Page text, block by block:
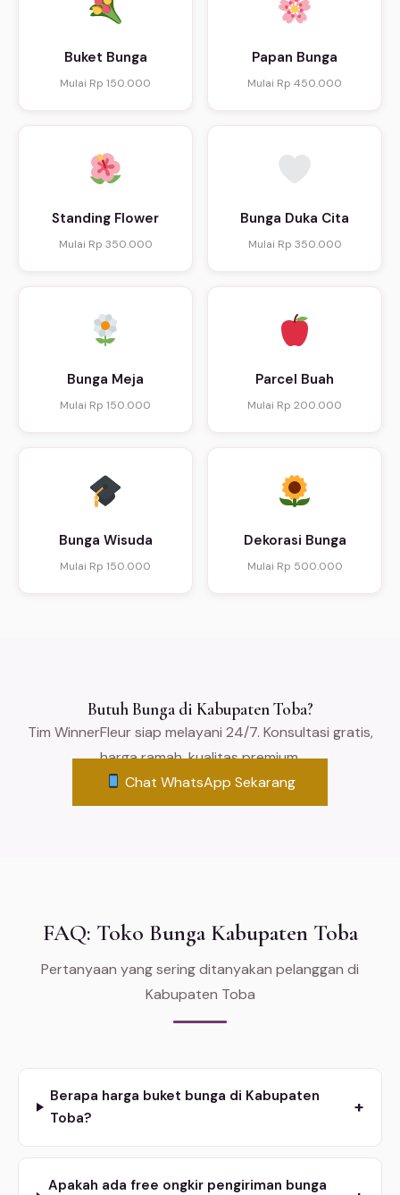
Buket Bunga
Mulai Rp 150.000
Papan Bunga
Mulai Rp 450.000
Standing Flower
Mulai Rp 350.000
Bunga Duka Cita
Mulai Rp 350.000
Bunga Meja
Mulai Rp 150.000
Parcel Buah
Mulai Rp 200.000
Bunga Wisuda
Mulai Rp 150.000
Dekorasi Bunga
Mulai Rp 500.000
Butuh Bunga di Kabupaten Toba?
Tim WinnerFleur siap melayani 24/7. Konsultasi gratis,
harga ramah, kualitas premium.
Chat WhatsApp Sekarang
FAQ: Toko Bunga Kabupaten Toba
Pertanyaan yang sering ditanyakan pelanggan di
Kabupaten Toba
Berapa harga buket bunga di Kabupaten
Toba?
+
Apakah ada free ongkir pengiriman bunga